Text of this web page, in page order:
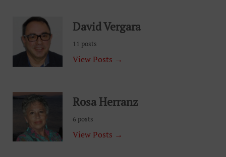
David Vergara
11 posts
View Posts →
Rosa Herranz
6 posts
View Posts →